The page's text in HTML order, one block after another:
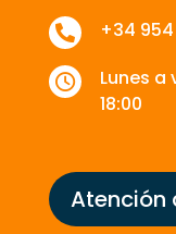
 +34 954

Lunes a
18:00
Atención